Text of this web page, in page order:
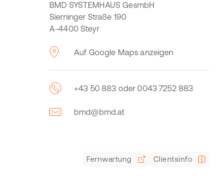
BMD SYSTEMHAUS GesmbH
Sierninger Straße 190
A-4400 Steyr
Auf Google Maps anzeigen
+43 50 883 oder 0043 7252 883
bmd@bmd.at
Fernwartung Clientsinfo